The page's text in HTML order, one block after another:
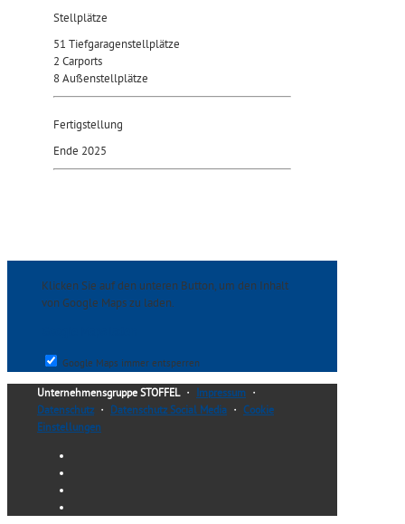
Stellplätze
51 Tiefgaragenstellplätze
2 Carports
8 Außenstellplätze
Fertigstellung
Ende 2025
Klicken Sie auf den unteren Button, um den Inhalt
von Google Maps zu laden.
Google Maps immer entsperren
Unternehmensgruppe STOFFEL・ Impressum ・
Datenschutz ・ Datenschutz Social Media ・ Cookie
Einstellungen